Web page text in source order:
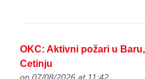
OKC: Aktivni požari u
Cetinju